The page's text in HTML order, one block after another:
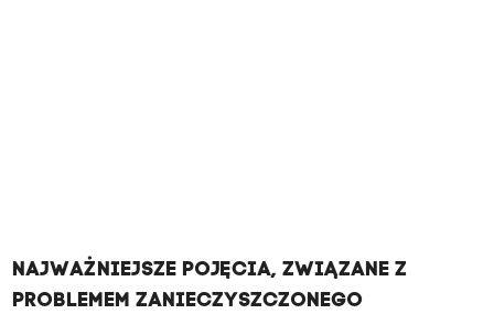
NAJWAŻNIEJSZE POJĘCIA, ZWIĄZANE Z
PROBLEMEM ZANIECZYSZCZONEGO